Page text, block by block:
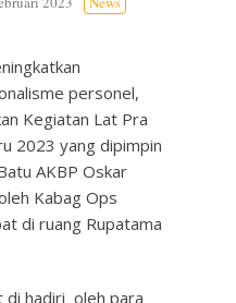
personel,
Kegiatan Lat Pra
2023 yang dipimpin
AKBP Oskar
Kabag Ops
di ruang Rupatama
di hadiri oleh para